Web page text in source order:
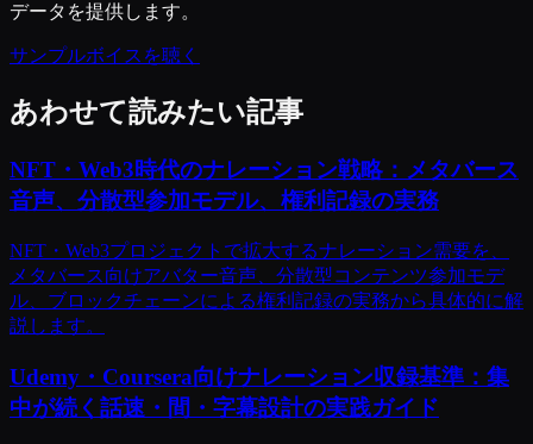
データを提供します。
サンプルボイスを聴く
あわせて読みたい記事
NFT・Web3時代のナレーション戦略：メタバース
音声、分散型参加モデル、権利記録の実務
NFT・Web3プロジェクトで拡大するナレーション需要を、
メタバース向けアバター音声、分散型コンテンツ参加モデ
ル、ブロックチェーンによる権利記録の実務から具体的に解
説します。
Udemy・Coursera向けナレーション収録基準：集
中が続く話速・間・字幕設計の実践ガイド